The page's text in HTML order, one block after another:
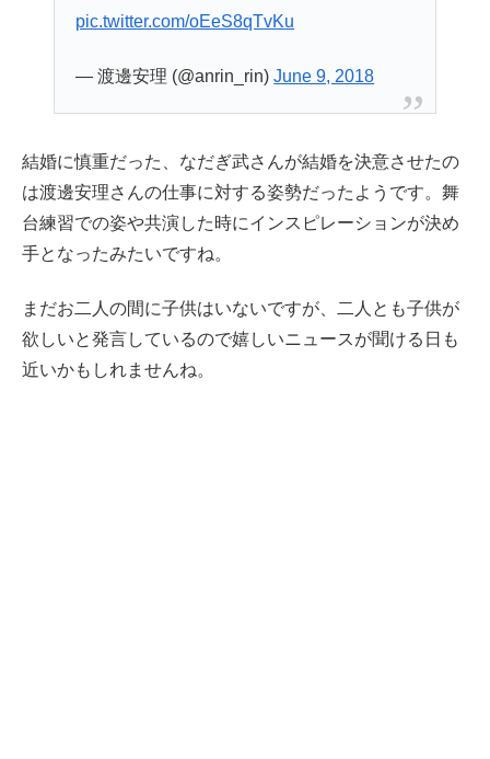
pic.twitter.com/oEeS8qTvKu
— 渡邊安理 (@anrin_rin)June 9, 2018
結婚に慎重だった、なだぎ武さんが結婚を決意させたの
は渡邊安理さんの仕事に対する姿勢だったようです。舞
台練習での姿や共演した時にインスピレーションが決め
手となったみたいですね。
まだお二人の間に子供はいないですが、二人とも子供が
欲しいと発言しているので嬉しいニュースが聞ける日も
近いかもしれませんね。